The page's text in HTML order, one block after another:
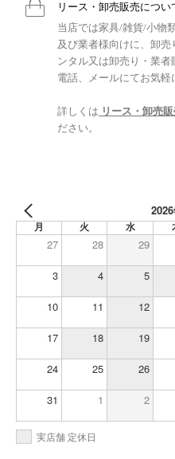
リース・卸売販売につい
当店では家具/雑貨/小物
及び業者様向けに、卸
ンタル又は卸売り・業
電話、メールにてお気軽
詳しくは リース・卸売
ださい。
月 火 水
27 28 29
3 4 5
10 11 12
17 18 19
24 25 26
31 1 2
実店舗 定休日